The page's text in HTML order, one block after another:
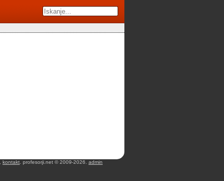
kontakt . profesorji.net © 2009-2026. admin